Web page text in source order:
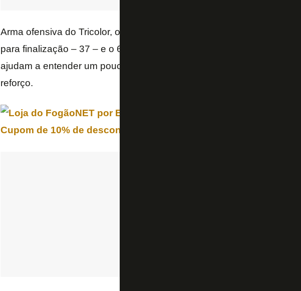
Arma ofensiva do Tricolor, o lateral foi o segundo do time que mais
para finalização – 37 – e o 6º da posição entre todos do
ajudam a entender um pouco do que o Botafogo espera com a
reforço.